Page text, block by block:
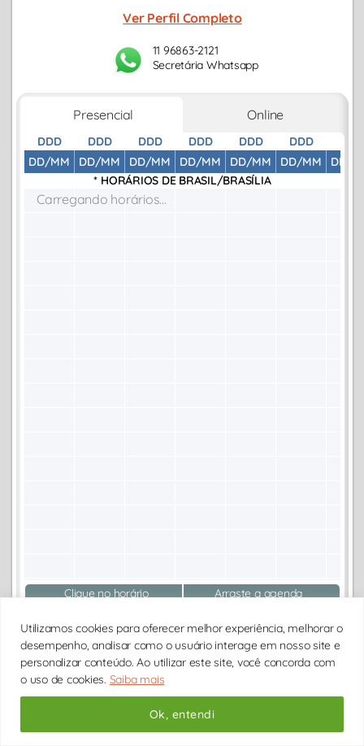
Utilizamos cookies para oferecer melhor experiência, melhorar o
desempenho, analisar como o usuário interage em nosso site e
personalizar conteúdo. Ao utilizar este site, você concorda com
o uso de cookies. Saiba mais
Ok, entendi
funcionamento emocional e comportamental.
Ver Perfil Completo
11 96863-2121
Secretária Whatsapp
Presencial Online
DDD
DD/MM
DDD
DD/MM
DDD
DD/MM
DDD
DD/MM
DDD
DD/MM
DDD
DD/MM
DD/
* HORÁRIOS DE BRASIL/BRASÍLIA
Carregando horários...
Clique no horário Arraste a agenda
AGENDAR CONSULTA
Endereço do consultório:
(em caso de atendimento presencial)